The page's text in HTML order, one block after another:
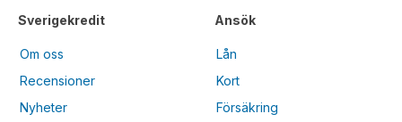
Sverigekredit
Om oss
Recensioner
Nyheter
Ansök
Lån
Kort
Försäkring